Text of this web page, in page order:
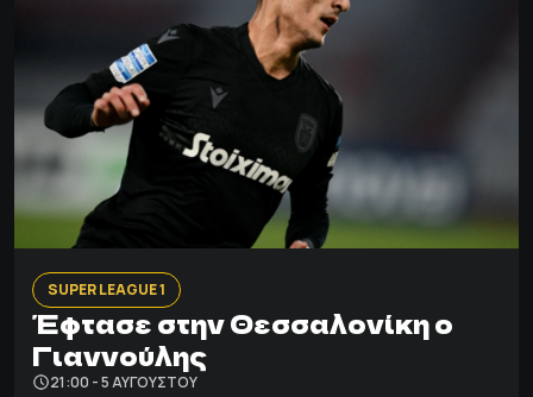
SUPER LEAGUE 1
Έφτασε στην Θεσσαλονίκη ο
Γιαννούλης
21:00 - 5 ΑΥΓΟΎΣΤΟΥ